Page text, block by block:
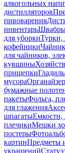
алкогольных
дистилляторов
пивоварения
инвентарь
для уборкиТурки,
кофейники
для чайников,
кувшины
прищепки
мусора
бумажные
пакетыФольга,
для глажения
шпагатыЕмкости,
плечикиМешки
постеры
картинПредметы
украшений